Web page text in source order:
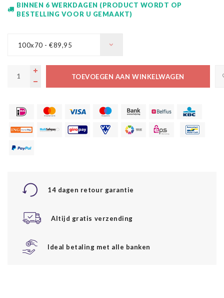
BINNEN 6 WERKDAGEN (PRODUCT WORDT OP
BESTELLING VOOR U GEMAAKT)
100x70 - €89,95
TOEVOEGEN AAN WINKELWAGEN
14 dagen retour garantie
Altijd gratis verzending
Ideal betaling met alle banken